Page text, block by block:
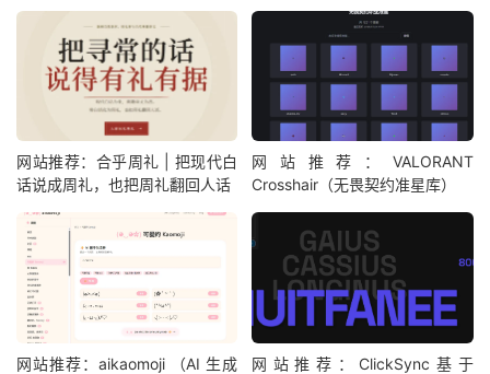
网站推荐：合乎周礼 | 把现代白
话说成周礼，也把周礼翻回人话
网站推荐：VALORANT
Crosshair（无畏契约准星库）
网站推荐：aikaomoji （AI 生成
网站推荐：ClickSync基于